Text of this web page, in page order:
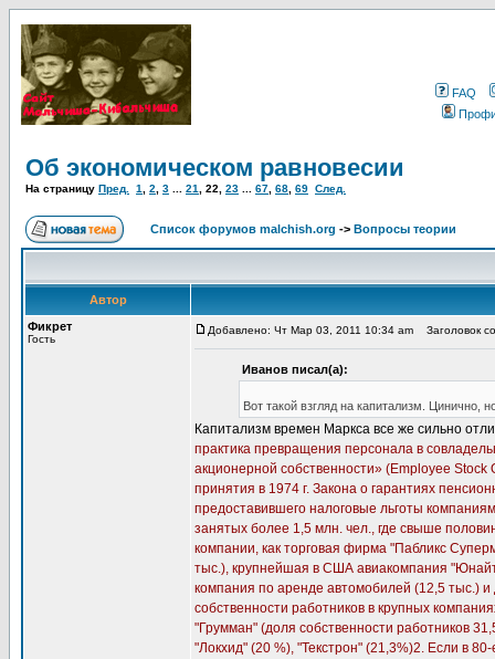
FAQ
Об экономическом равновесии
На страницу Пред. 1 2 3 21 22 23 67 68 69 След.
Список форумов malchish.org -> Вопросы теории
Автор
Фикрет
Гость
Добавлено: Чт Мар 03, 2011 10:34 am Заголовок
Иванов писал(а):
Вот такой взгляд на капитализм. Цинично,
Капитализм времен Маркса все же сильно
практика превращения персонала в
акционерной собственности» (Employee
принятия в 1974 г. Закона о гарантиях
предоставившего налоговые льготы
занятых более 1,5 млн. чел., где свыше
компании, как торговая фирма "Пабликс
тыс.), крупнейшая в США авиакомпания
компания по аренде автомобилей (12,5 тыс.) и
собственности работников в крупных
"Грумман" (доля собственности работников
"Локхид" (20 %), "Текстрон" (21,3%)2. Если в